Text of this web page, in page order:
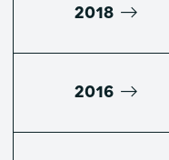
2018
2016